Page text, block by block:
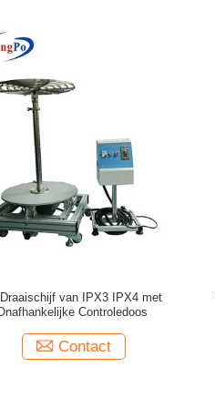
van IPX3 IPX4 met
Controledoos
Contact